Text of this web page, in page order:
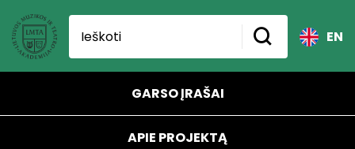
EN
GARSO ĮRAŠAI
APIE PROJEKTĄ